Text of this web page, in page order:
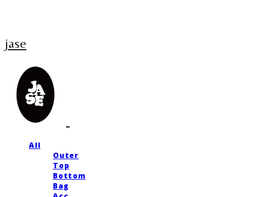
jase
All
Outer
Top
Bottom
Bag